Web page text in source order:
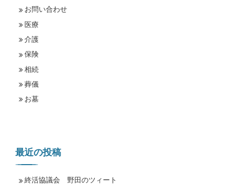
お問い合わせ
医療
介護
保険
相続
葬儀
お墓
最近の投稿
終活協議会 野田のツィート